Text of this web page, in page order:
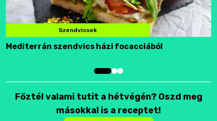
Szendvicsek
Mediterrán szendvics házi focacciából
Főztél valami tutit a hétvégén? Oszd meg
másokkal is a receptet!